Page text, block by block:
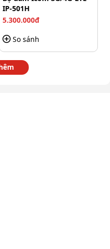
chống nước tốt
cho phép tăng gấp đôi
IP-501H
5.300.000đ
So sánh